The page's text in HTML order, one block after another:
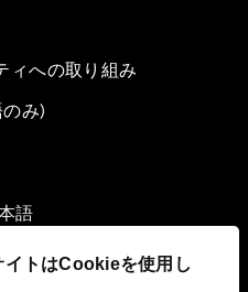
イトはCookieを使用し
ィへの取り組み
み)
語